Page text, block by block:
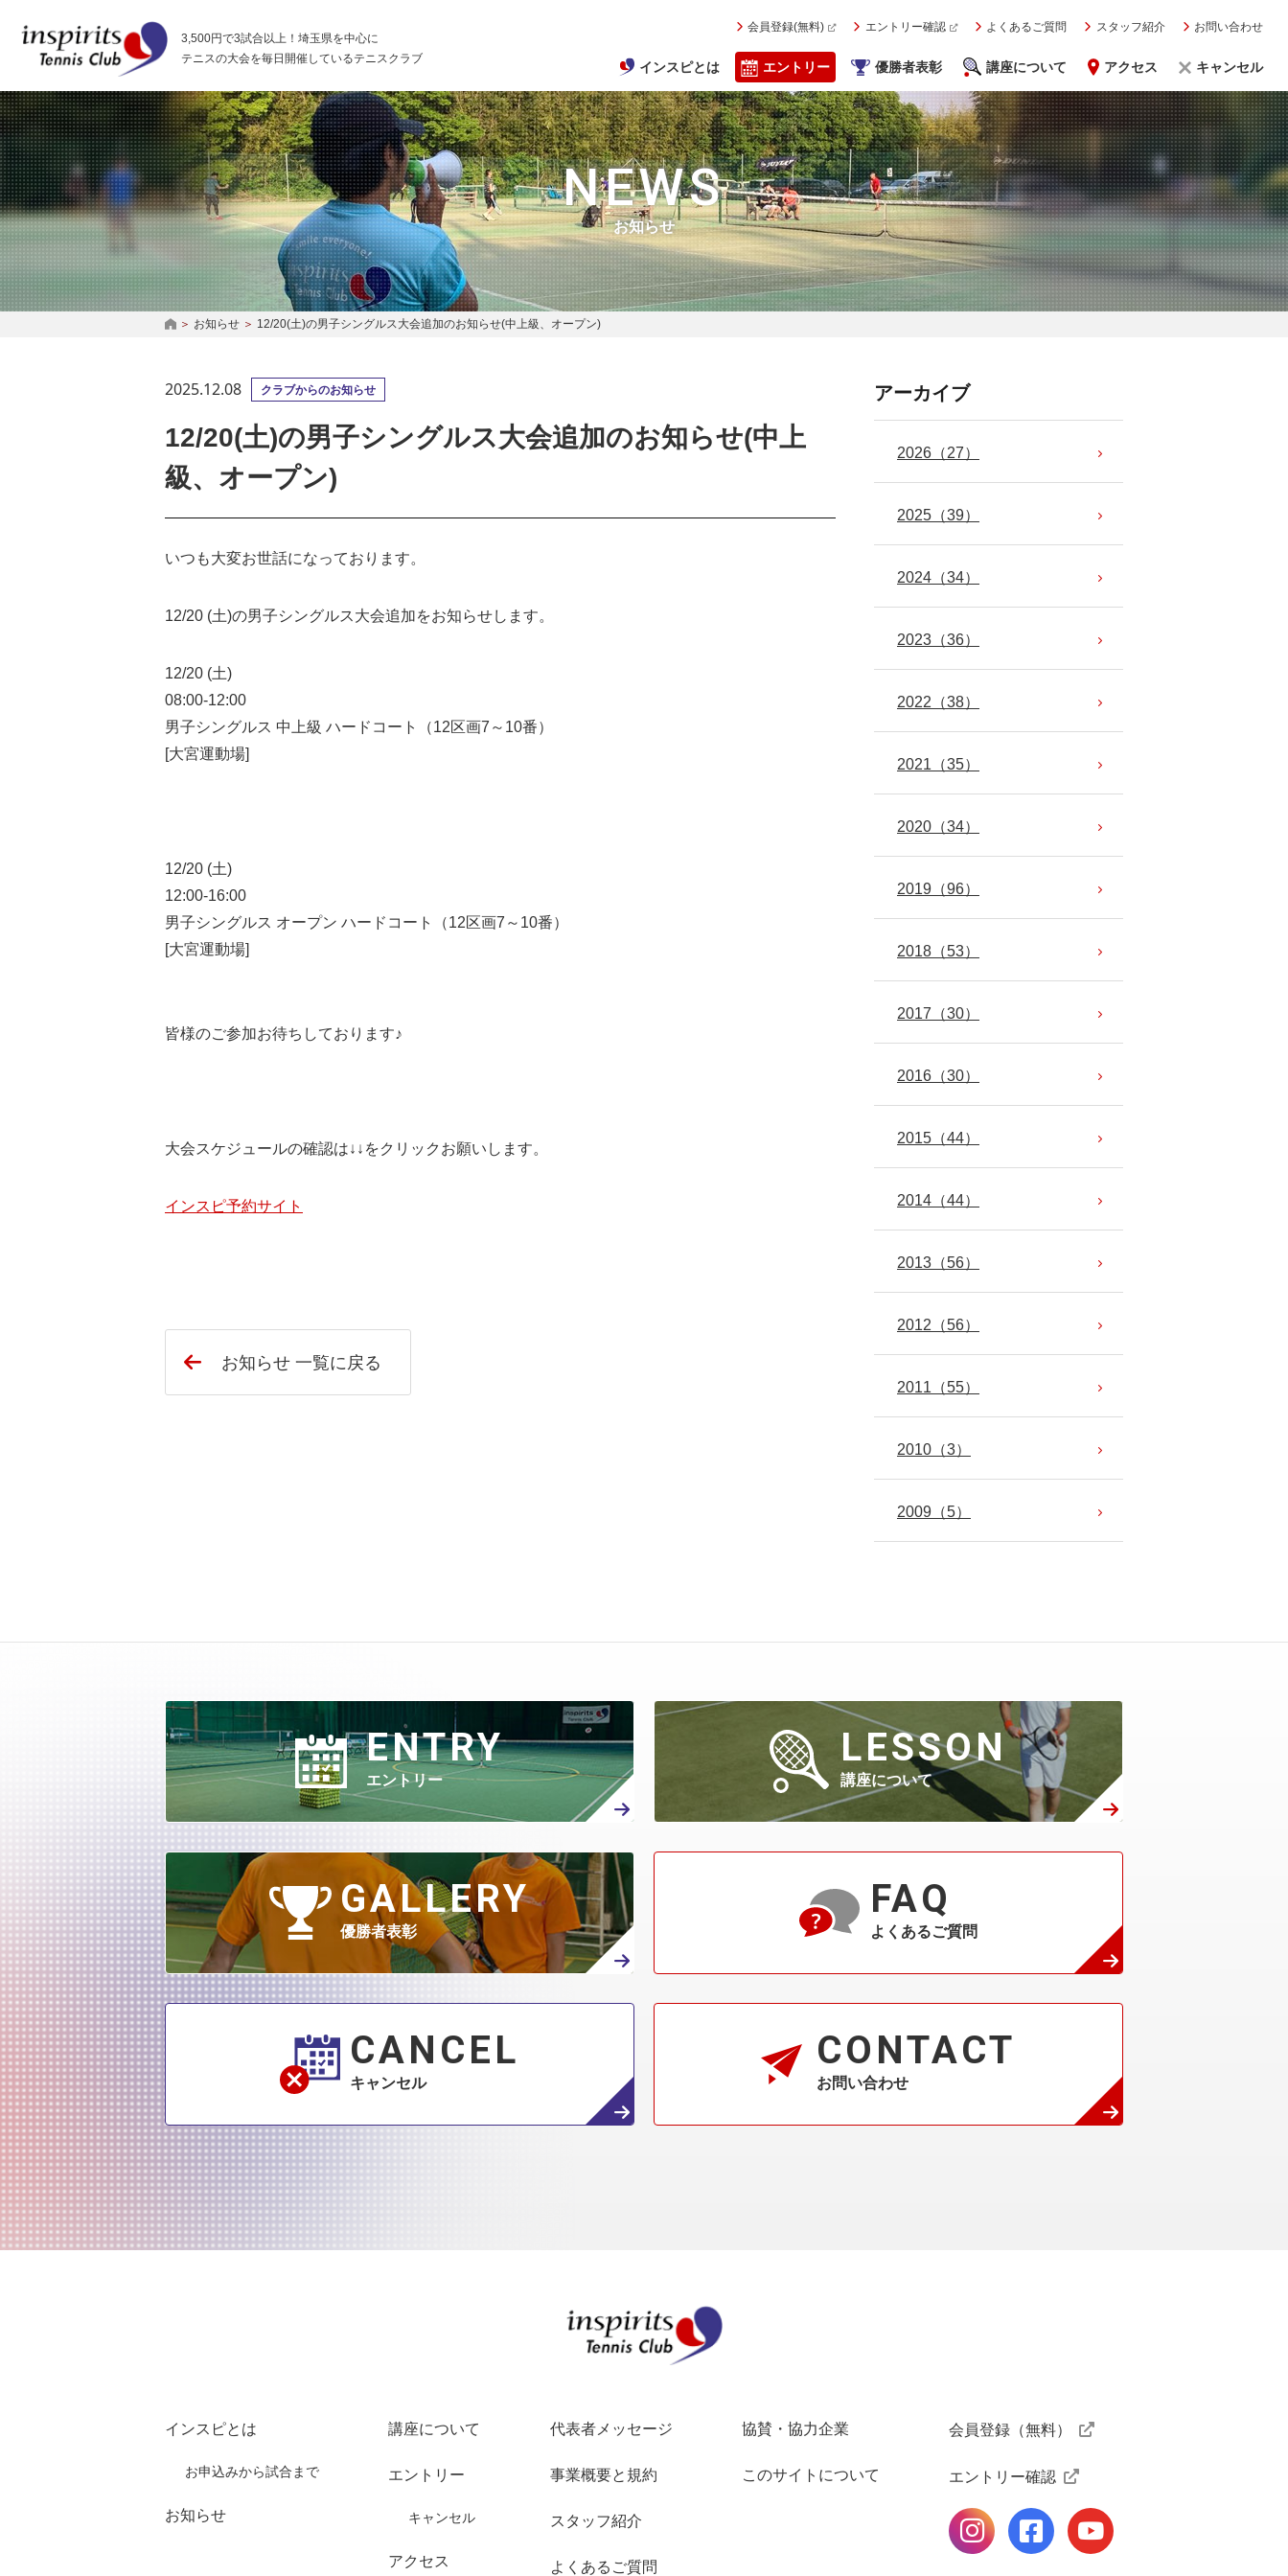
3,500円で3試合以上！埼玉県を中心に
テニスの大会を毎日開催しているテニスクラブ
インスピリッツテニスクラブ 会員登録(無料) エントリー確認 よくあるご質問 スタッフ紹介 お問い合わせ
インスピとは エントリー 優勝者表彰 講座について アクセス キャンセル
NEWS
お知らせ
HOMEお知らせ 12/20(土)の男子シングルス大会追加のお知らせ(中上級、オープン)
2025.12.08 クラブからのお知らせ
12/20(土)の男子シングルス大会追加のお知らせ(中上
級、オープン)
いつも大変お世話になっております。
12/20 (土)の男子シングルス大会追加をお知らせします。
12/20 (土)
08:00-12:00
男子シングルス 中上級 ハードコート（12区画7～10番）
[大宮運動場]
12/20 (土)
12:00-16:00
男子シングルス オープン ハードコート（12区画7～10番）
[大宮運動場]
皆様のご参加お待ちしております♪
大会スケジュールの確認は↓↓をクリックお願いします。
インスピ予約サイト
お知らせ 一覧に戻る
アーカイブ
2026 （27）
2025 （39）
2024 （34）
2023 （36）
2022 （38）
2021 （35）
2020 （34）
2019 （96）
2018 （53）
2017 （30）
2016 （30）
2015 （44）
2014 （44）
2013 （56）
2012 （56）
2011 （55）
2010 （3）
2009 （5）
ENTRY
エントリー
LESSON
講座について
GALLERY
優勝者表彰
FAQ
よくあるご質問
CANCEL
キャンセル
CONTACT
お問い合わせ
インスピとは
お申込みから試合まで
お知らせ
講座について
エントリー
キャンセル
アクセス
代表者メッセージ
事業概要と規約
スタッフ紹介
よくあるご質問
協賛・協力企業
このサイトについて
会員登録（無料）
エントリー確認
公式Instagramページ
公式facebookページ